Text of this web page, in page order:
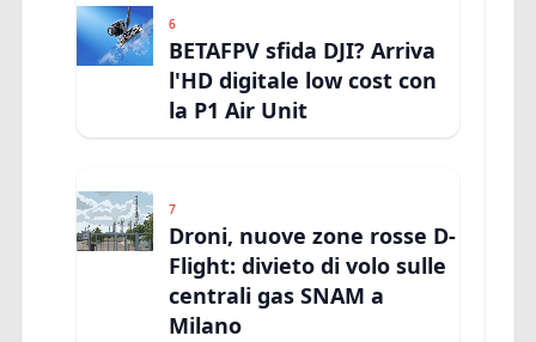
6
BETAFPV sfida DJI? Arriva
l'HD digitale low cost con
la P1 Air Unit
7
Droni, nuove zone rosse D-
Flight: divieto di volo sulle
centrali gas SNAM a
Milano